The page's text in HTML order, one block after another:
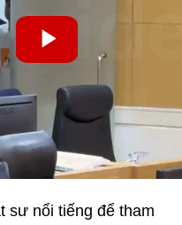
sư nổi tiếng để tham